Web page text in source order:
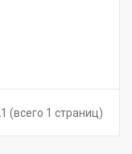
(всего 1 страниц)